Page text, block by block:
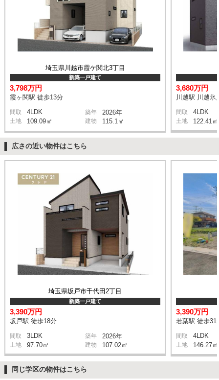
埼玉県川越市霞ケ関北3丁目
新築一戸建て
3,798万円
霞ヶ関駅 徒歩13分
間取 4LDK 築年 2026年
土地 109.09㎡ 建物 115.1㎡
3,680万円
川越駅 川越氷
間取 4LDK
土地 122.41㎡
広さの近い物件はこちら
埼玉県坂戸市千代田2丁目
新築一戸建て
3,390万円
坂戸駅 徒歩18分
間取 3LDK 築年 2026年
土地 97.70㎡ 建物 107.02㎡
3,390万円
若葉駅 徒歩31
間取 4LDK
土地 146.27㎡
同じ学区の物件はこちら